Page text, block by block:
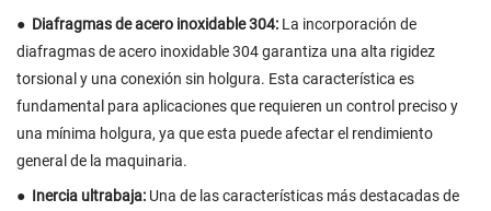
● Diafragmas de acero inoxidable 304: La incorporación de
diafragmas de acero inoxidable 304 garantiza una alta rigidez
torsional y una conexión sin holgura. Esta característica es
fundamental para aplicaciones que requieren un control preciso y
una mínima holgura, ya que esta puede afectar el rendimiento
general de la maquinaria.
● Inercia ultrabaja: Una de las características más destacadas de